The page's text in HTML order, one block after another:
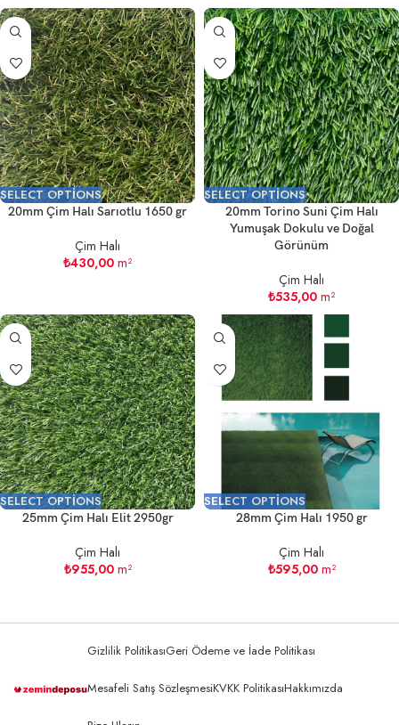
SELECT OPTIONS
20mm Çim Halı Sarıotlu 1650 gr
Çim Halı
₺430,00 m²
SELECT OPTIONS
20mm Torino Suni Çim Halı
Yumuşak Dokulu ve Doğal
Görünüm
Çim Halı
₺535,00 m²
SELECT OPTIONS
25mm Çim Halı Elit 2950gr
Çim Halı
₺955,00m²
SELECT OPTIONS
28mm Çim Halı 1950 gr
Çim Halı
₺595,00m²
Gizlilik PolitikasıGeri Ödeme ve İade Politikası
Mesafeli Satış SözleşmesiKVKK PolitikasıHakkımızda